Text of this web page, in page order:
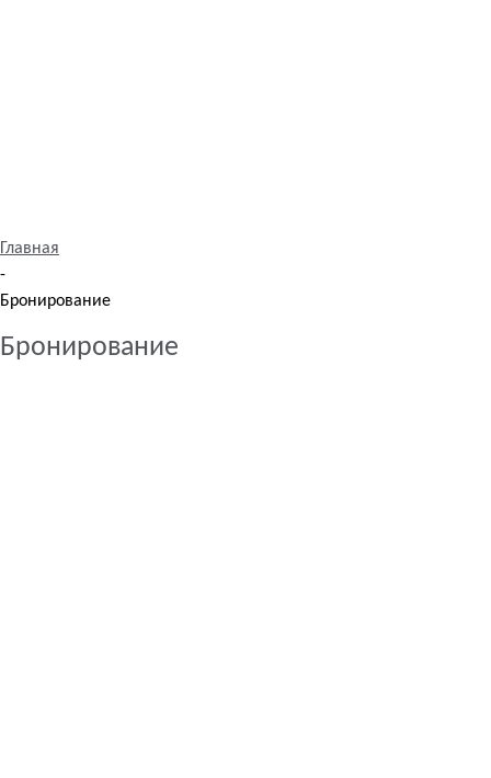
Главная
-
Бронирование
Бронирование